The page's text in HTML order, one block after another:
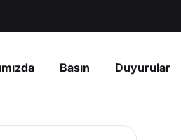
Basın Duyurular